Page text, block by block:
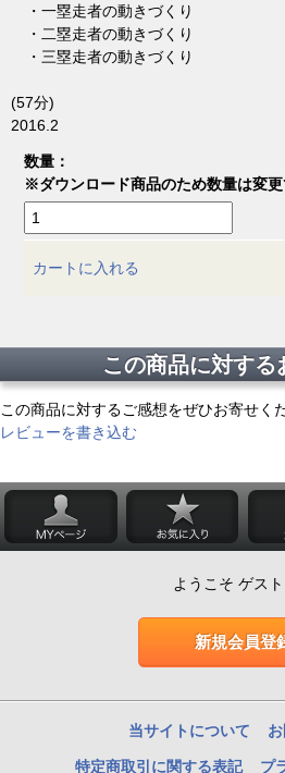
・一塁走者の動きづくり
・二塁走者の動きづくり
・三塁走者の動きづくり
(57分)
2016.2
数量：
※ダウンロード商品のため数量は変更
カートに入れる
この商品に対する
この商品に対するご感想をぜひお寄せく
レビューを書き込む
ようこそ ゲス
新規会員登
当サイトについて
特定商取引に関する表記 プ